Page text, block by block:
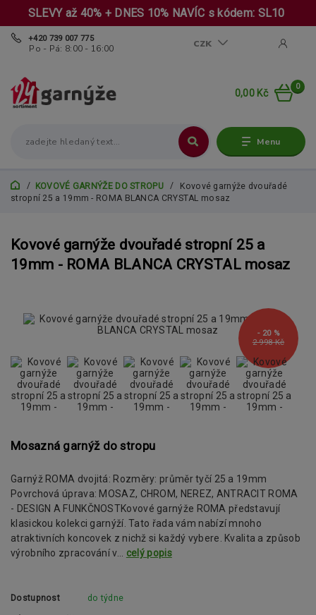
SLEVY až 40% + DNES 10% NAVÍC s kódem: SL10
Menu
CZK
+420 739 007 775
Po - Pá: 8:00 - 16:00
0
0,00 Kč
KOVOVÉ GARNÝŽE DO STROPU
Kovové garnýže dvouřadé
stropní 25 a 19mm - ROMA BLANCA CRYSTAL mosaz
Kovové garnýže dvouřadé stropní 25 a
19mm - ROMA BLANCA CRYSTAL mosaz
2 998 Kč
- 20 %
Mosazná garnýž do stropu
Garnýž ROMA dvojitá: Rozměry: průměr tyčí 25 a 19mm
Povrchová úprava: MOSAZ, CHROM, NEREZ, ANTRACIT ROMA
- DESIGN A FUNKČNOSTKovové garnýže ROMA představují
klasickou kolekci garnýží. Tato řada vám nabízí mnoho
atraktivních koncovek z nichž si každý vybere. Kvalita a způsob
výrobního zpracování v... celý popis
Dostupnost do týdne